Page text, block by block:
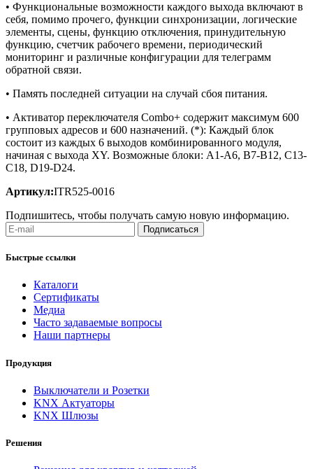
• Функциональные возможности каждого выхода включают в
себя, помимо прочего, функции синхронизации, логические
элементы, сцены, функцию отключения, принудительную
функцию, счетчик рабочего времени, периодический
мониторинг и различные конфигурации для телеграмм
обратной связи.
• Память последней ситуации на случай сбоя питания.
• Активатор переключателя Combo+ содержит максимум 600
групповых адресов и 600 назначений. (*): Каждый блок
состоит из каждых 6 выходов комбинированного модуля,
начиная с выхода XY. Возможные блоки: A1-A6, B7-B12, C13-
C18, D19-D24.
Артикул:ITR525-0016
Подпишитесь, чтобы получать самую новую информацию.
Подписаться
Быстрые ссылки
Каталоги
Сертификаты
Медиа
Часто задаваемые вопросы
Наши партнеры
Продукция
Выключатели и Розетки
KNX Актуаторы
KNX Шлюзы
Решения